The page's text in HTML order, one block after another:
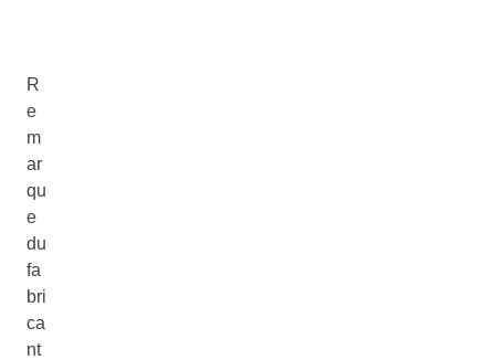
R
e
m
ar
qu
e
du
fa
bri
ca
nt